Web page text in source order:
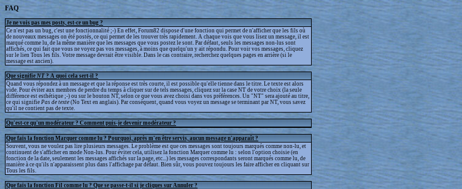
FAQ
Je ne vois pas mes posts, est-ce un bug ?
Ce n'est pas un bug, c'est une fonctionnalité ;-) En effet, Forum82 dispose d'une fonction qui permet de n'afficher que les fils où
de nouveaux messages on été postés, ce qui permet de les trouver très rapidement. A chaque vois que vous lisez un message, il est
marqué comme lu, de la même manière que les messages que vous postez le sont. Par défaut, seuls les messages non-lus sont
affichés, ce qui fait que vous ne voyez pas vos messages, à moins que quelqu'un y ait répondu. Pour voir vos messages, cliquez
sur le lien Tous les fils. Votre message devrait être visible. Dans le cas contraire, recherchez quelques pages en arrière (si le
message est ancien).
Que signifie NT ? A quoi cela sert-il ?
Quand vous répondez à un message et que la réponse est très courte, il est possible qu'elle tienne dans le titre. Le texte est alors
vide. Pour éviter aux membres de perdre du temps à cliquer sur de tels messages, cliquez sur la case NT de votre choix (la seule
différence est esthétique ;-) ou sur le bouton NT, selon ce que vous avez choisi dans vos préférences. Un "NT" sera ajouté au titre,
ce qui signifie Pas de texte (No Text en anglais). Par conséquent, quand vous voyez un message se terminant par NT, vous savez
qu'il ne contient pas de texte.
Qu'est-ce qu'un modérateur ? Comment puis-je devenir modérateur ?
Que fais la fonction Marquer comme lu ? Pourquoi, après m'en être servis, aucun message n'apparaît ?
Souvent, vous ne voulez pas lire plusieurs messages. Le problème est que ces messages sont toujours marqués comme non-lu, et
continuent de s'afficher en mode Non-lus. Pour éviter cela, utilisez la fonction Marquer comme lu : selon l'option choisie (en
fonction de la date, seulement les messages affichés sur la page, etc...) les messages correspondants seront marqués comme lu, de
manière à ce qu'ils n'apparaissent plus dans l'affichage par défaut. Bien sûr, vous pouvez toujours les faire afficher en cliquant sur
Tous les fils.
Que fais la fonction Fil comme lu ? Que se passe-t-il si je cliques sur Annuler ?